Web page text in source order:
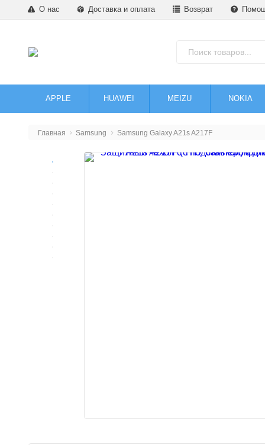
О нас Доставка и оплата Возврат
APPLE HUAWEI MEIZU NOKIA
Главная Samsung Samsung Galaxy A21s A217F